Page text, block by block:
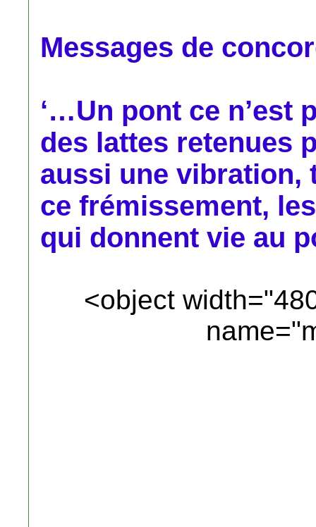
Messages de
‘…Un pont ce n’est
des lattes retenues
aussi une vibration,
ce frémissement,
qui donnent vie au
<object